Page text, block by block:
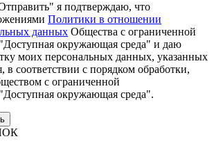
я подтверждаю, что
Политики в отношении
данных Общества с ограниченной
окружающая среда" и даю
моих персональных данных, указанных
соответствии с порядком обработки,
с ограниченной
окружающая среда".